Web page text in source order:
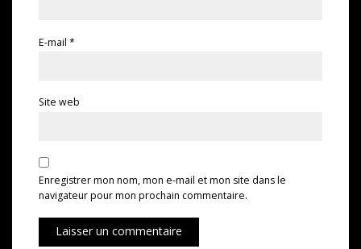
E-mail *
Site web
Enregistrer mon nom, mon e-mail et mon site dans le
navigateur pour mon prochain commentaire.
Laisser un commentaire